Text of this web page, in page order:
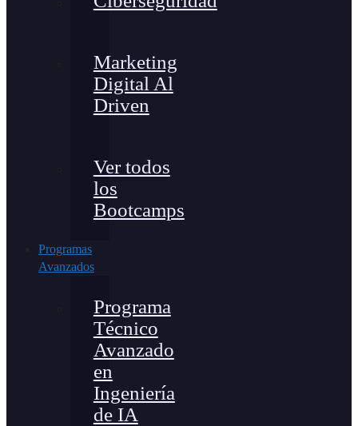
Marketing
Digital Al
Driven
Ver todos
los
Bootcamps
Programas
Avanzados
Programa
Técnico
Avanzado
en
Ingeniería
de IA